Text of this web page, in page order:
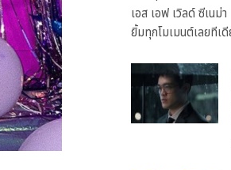
เอส เอฟ เวิลด์ ซีเนม่
ยิ้มทุกโมเมนต์เลยทีเดี